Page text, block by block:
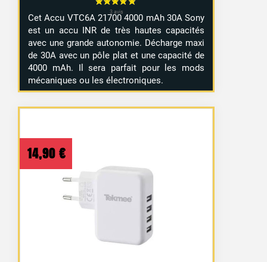
Cet Accu VTC6A 21700 4000 mAh 30A Sony
est un accu INR de très hautes capacités
avec une grande autonomie. Décharge maxi
de 30A avec un pôle plat et une capacité de
4000 mAh. Il sera parfait pour les mods
mécaniques ou les électroniques.
14,90 €